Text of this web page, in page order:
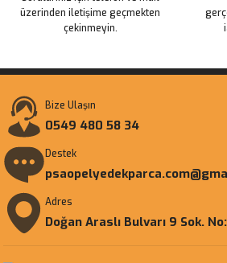
üzerinden iletişime geçmekten
çekinmeyin.
Bize Ulaşın
0549 480 58 34
Destek
Adres
Doğan Araslı Bulvarı 9 Sok.